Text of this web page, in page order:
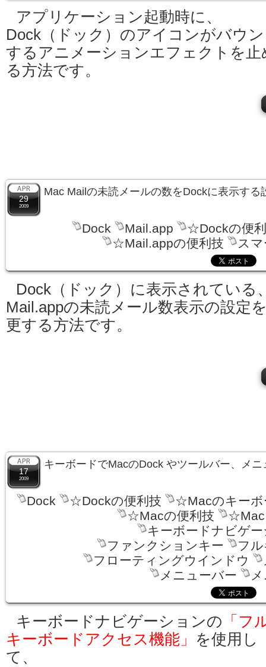
アプリケーション起動時に、
Dock（ドック）のアイコンがバウ
するアニメーションエフェクトを止
る方法です。
29
2009
Mac Mailの未読メールの数をDockに表示する
Dock Mail.app
☆Dockの便
☆Mail.appの便利技
ス
Dock（ドック）に表示されている
Mail.appの未読メール数表示の設定
更する方法です。
17
2009
キーボードでMacのDock やツールバー、メ
Dock ☆Dockの便利技
☆Macのキーボ
☆Macの便利技
☆Mac
キーボードナビゲ
ファンクションキー
フ
フローティングウインドウ
メニューバー
キーボードナビゲーションの 「フ
キーボードアクセス機能」
を使用し
て、